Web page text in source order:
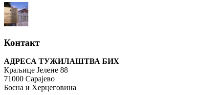
Контакт
АДРЕСА ТУЖИЛАШТВА БИХ
Краљице Јелене 88
71000 Сарајево
Босна и Херцеговина